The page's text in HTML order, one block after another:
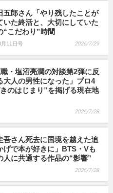
五郎さん「やり残したことが
いた終活と、大切にしていた
“こだわり”時間
11日号 2026/7/29
・塩沼亮潤の対談第2弾に反
大人の男性になった」プロ4
のはじまり”を掲げる現在地
2026/7/28
吾さん死去に国境を越えた追
げで本が好きに」BTS・Vも
人に共通する作品の“影響”
2026/7/28